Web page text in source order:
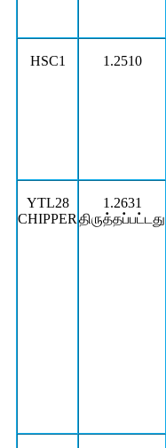
HSC1 1.2510
YTL28
CHIPPER
1.2631
திருத்தப்பட்டது